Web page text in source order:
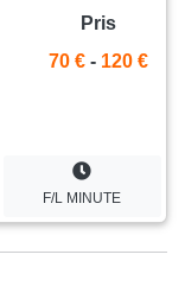
Pris
70 € - 120 €
F/L MINUTE